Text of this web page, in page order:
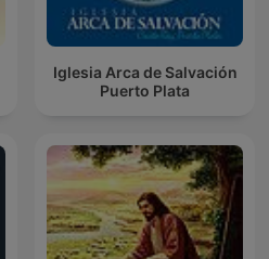
Iglesia Arca de Salvación
Puerto Plata